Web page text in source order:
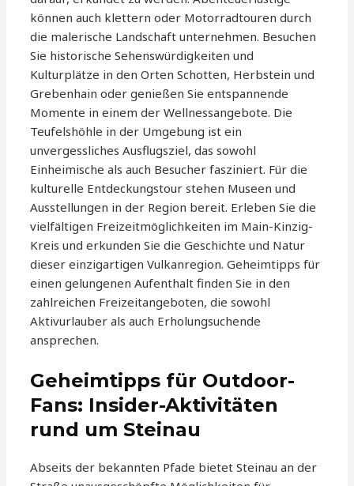
können auch klettern oder Motorradtouren durch
die malerische Landschaft unternehmen. Besuchen
Sie historische Sehenswürdigkeiten und
Kulturplätze in den Orten Schotten, Herbstein und
Grebenhain oder genießen Sie entspannende
Momente in einem der Wellnessangebote. Die
Teufelshöhle in der Umgebung ist ein
unvergessliches Ausflugsziel, das sowohl
Einheimische als auch Besucher fasziniert. Für die
kulturelle Entdeckungstour stehen Museen und
Ausstellungen in der Region bereit. Erleben Sie die
vielfältigen Freizeitmöglichkeiten im Main-Kinzig-
Kreis und erkunden Sie die Geschichte und Natur
dieser einzigartigen Vulkanregion. Geheimtipps für
einen gelungenen Aufenthalt finden Sie in den
zahlreichen Freizeitangeboten, die sowohl
Aktivurlauber als auch Erholungsuchende
ansprechen.
Geheimtipps für Outdoor-
Fans: Insider-Aktivitäten
rund um Steinau
Abseits der bekannten Pfade bietet Steinau an der